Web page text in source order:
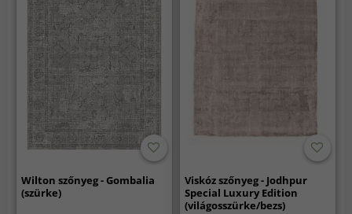
Wilton szőnyeg - Gombalia
(szürke)
Viskóz szőnyeg - Jodhpur
Special Luxury Edition
(világosszürke/bezs)